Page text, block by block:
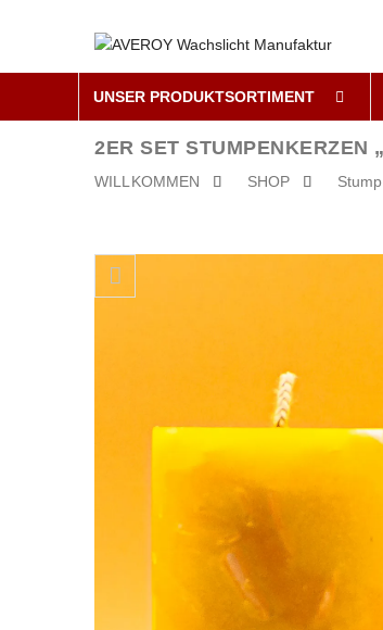
UNSER PRODUKTSORTIMENT
2ER SET STUMPENKERZEN
WILLKOMMEN SHOP
Skip to content